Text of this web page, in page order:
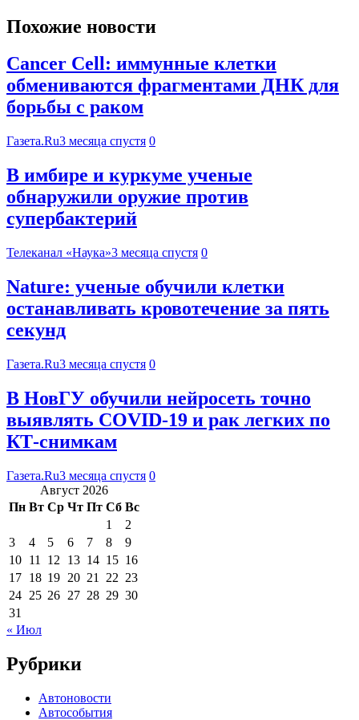
Похожие новости
Cancer Cell: иммунные клетки
обмениваются фрагментами ДНК для
борьбы с раком
Газета.Ru3 месяца спустя 0
В имбире и куркуме ученые
обнаружили оружие против
супербактерий
Телеканал «Наука»3 месяца спустя 0
Nature: ученые обучили клетки
останавливать кровотечение за пять
секунд
Газета.Ru3 месяца спустя 0
В НовГУ обучили нейросеть точно
выявлять COVID-19 и рак легких по
КТ-снимкам
Газета.Ru3 месяца спустя 0
Август 2026
Пн Вт Ср Чт Пт Сб Вс
1
2
3
4 5 6 7 8
9
10 11 12 13 14 15 16
17 18 19 20 21 22 23
24 25 26 27 28 29 30
31
« Июл
Рубрики
Автоновости
Автособытия